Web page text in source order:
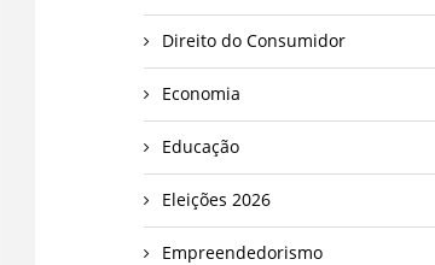
Direito do Consumidor
Economia
Educação
Eleições 2026
Empreendedorismo